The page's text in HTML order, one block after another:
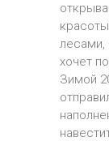
лесами,
хочет
Зимой